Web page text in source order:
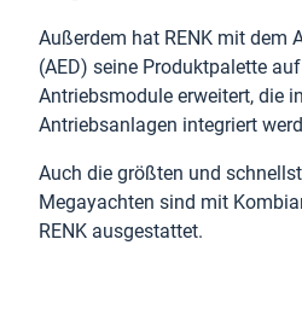
Außerdem hat RENK mit dem
(AED) seine Produktpalette
Antriebsmodule erweitert, die
Antriebsanlagen integriert
Auch die größten und
Megayachten sind mit
RENK ausgestattet.